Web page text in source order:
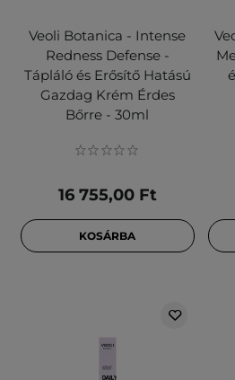
Veoli Botanica - Intense
Redness Defense -
Tápláló és Erősítő Hatású
Gazdag Krém Érdes
Bőrre - 30ml
16 755,00 Ft
KOSÁRBA